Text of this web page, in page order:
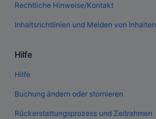
Rechtliche Hinweise/Kontakt
Inhaltsrichtlinien und Melden von Inhalten
Hilfe
Hilfe
Buchung ändern oder stornieren
Rückerstattungsprozess und Zeitrahmen